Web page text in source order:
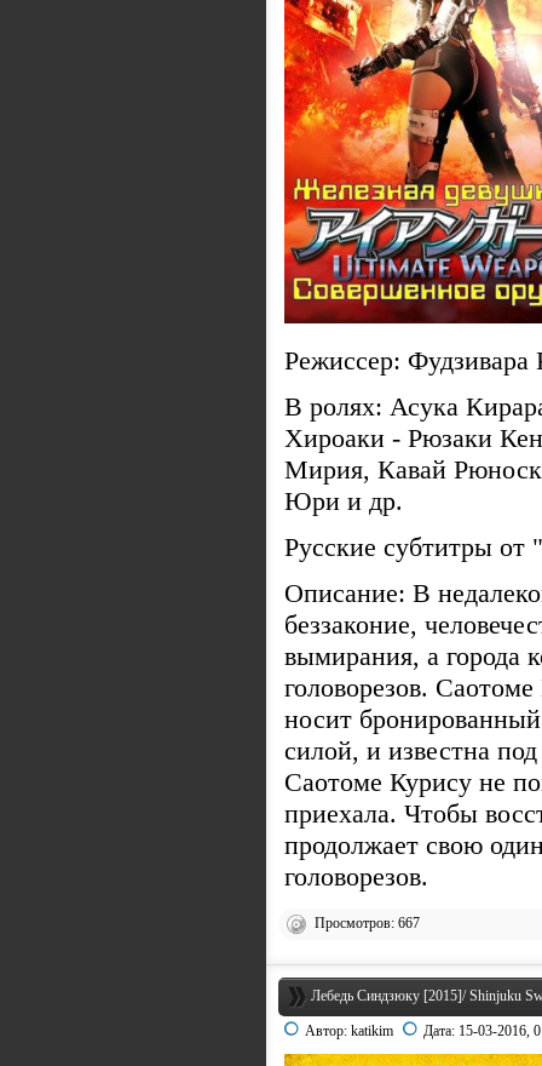
Режиссер:
В ролях: Асука
Хироаки - Рюзаки
Мирия, Кавай
Юри и др.
Русские субтитры
Описание: В
беззаконие,
вымирания, а города
головорезов.
носит
силой, и известна
Саотоме Курису не
приехала. Чтобы
продолжает свою
головорезов.
Просмотров: 667
Лебедь Синдзюку [2015]/ Shinjuku
Автор: katikim Дата: 15-03-2016,